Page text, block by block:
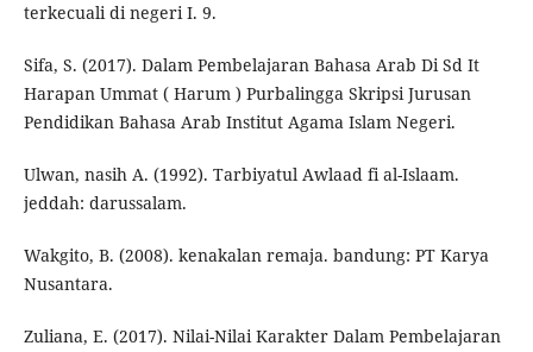
terkecuali di negeri I. 9.
Sifa, S. (2017). Dalam Pembelajaran Bahasa Arab Di Sd It
Harapan Ummat ( Harum ) Purbalingga Skripsi Jurusan
Pendidikan Bahasa Arab Institut Agama Islam Negeri.
Ulwan, nasih A. (1992). Tarbiyatul Awlaad fi al-Islaam.
jeddah: darussalam.
Wakgito, B. (2008). kenakalan remaja. bandung: PT Karya
Nusantara.
Zuliana, E. (2017). Nilai-Nilai Karakter Dalam Pembelajaran